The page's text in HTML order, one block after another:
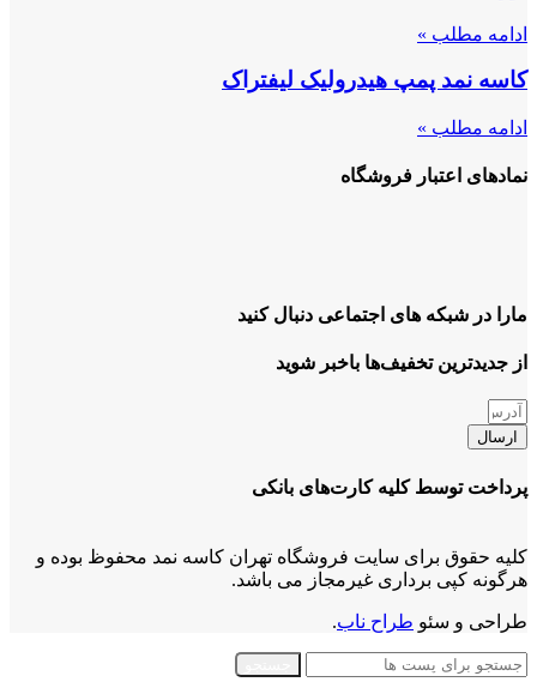
ادامه مطلب »
کاسه نمد پمپ هیدرولیک لیفتراک
ادامه مطلب »
نمادهای اعتبار فروشگاه
مارا در شبکه های اجتماعی دنبال کنید
از جدیدترین تخفیف‌ها باخبر شوید
ارسال
پرداخت توسط کلیه کارت‌های بانکی
کلیه حقوق برای سایت فروشگاه تهران کاسه نمد محفوظ بوده و
هرگونه کپی برداری غیرمجاز می باشد.
طراحی و سئو طراح ناب.